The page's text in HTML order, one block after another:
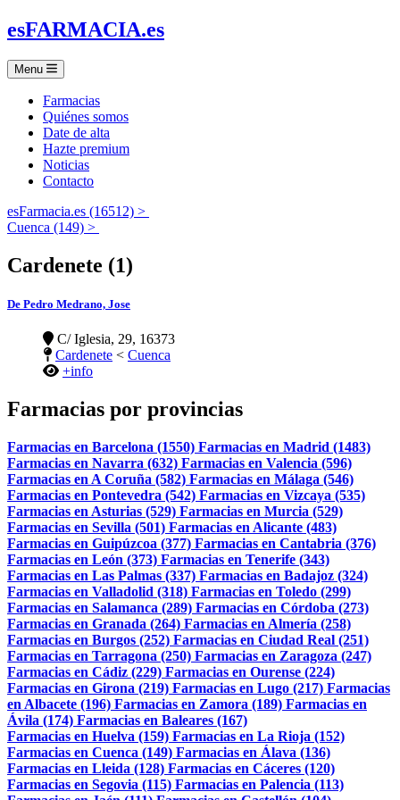
esFARMACIA.es
Menu
Farmacias
Quiénes somos
Date de alta
Hazte premium
Noticias
Contacto
esFarmacia.es (16512) >
Cuenca (149) >
Cardenete (1)
De Pedro Medrano, Jose
C/ Iglesia, 29, 16373
Cardenete < Cuenca
+info
Farmacias por provincias
Farmacias en Barcelona (1550) Farmacias en Madrid (1483)
Farmacias en Navarra (632) Farmacias en Valencia (596)
Farmacias en A Coruña (582) Farmacias en Málaga (546)
Farmacias en Pontevedra (542) Farmacias en Vizcaya (535)
Farmacias en Asturias (529) Farmacias en Murcia (529)
Farmacias en Sevilla (501) Farmacias en Alicante (483)
Farmacias en Guipúzcoa (377) Farmacias en Cantabria (376)
Farmacias en León (373) Farmacias en Tenerife (343)
Farmacias en Las Palmas (337) Farmacias en Badajoz (324)
Farmacias en Valladolid (318) Farmacias en Toledo (299)
Farmacias en Salamanca (289) Farmacias en Córdoba (273)
Farmacias en Granada (264) Farmacias en Almería (258)
Farmacias en Burgos (252) Farmacias en Ciudad Real (251)
Farmacias en Tarragona (250) Farmacias en Zaragoza (247)
Farmacias en Cádiz (229) Farmacias en Ourense (224)
Farmacias en Girona (219) Farmacias en Lugo (217) Farmacias
en Albacete (196) Farmacias en Zamora (189) Farmacias en
Ávila (174) Farmacias en Baleares (167)
Farmacias en Huelva (159) Farmacias en La Rioja (152)
Farmacias en Cuenca (149) Farmacias en Álava (136)
Farmacias en Lleida (128) Farmacias en Cáceres (120)
Farmacias en Segovia (115) Farmacias en Palencia (113)